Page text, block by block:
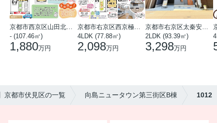
- (107.46㎡)
1,880万円
4LDK (77.88㎡)
2,098万円
2LDK (93.39㎡)
3,298万円
京都市伏見区の一覧 向島ニュータウン第三街区B棟 1012